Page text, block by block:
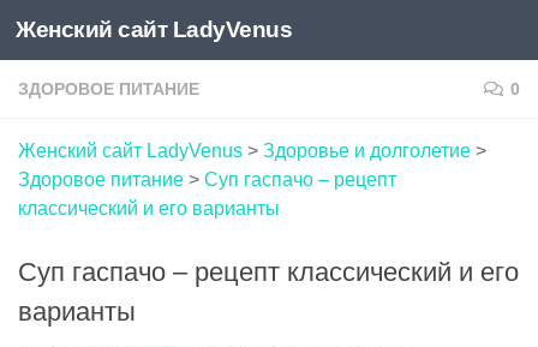
Skip to content
Женский сайт LadyVenus
ЗДОРОВОЕ ПИТАНИЕ 0
Женский сайт LadyVenus > Здоровье и долголетие >
Здоровое питание > Суп гаспачо – рецепт
классический и его варианты
Суп гаспачо – рецепт классический и его
варианты